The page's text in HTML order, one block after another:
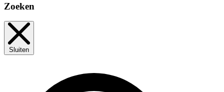
Zoeken
Sluiten